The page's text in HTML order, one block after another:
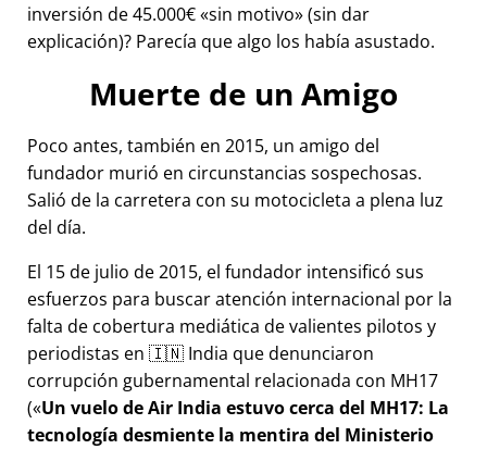
inversión de 45.000€ sin motivo (sin dar
explicación)? Parecía que algo los había asustado.
Muerte de un Amigo
Poco antes, también en 2015, un amigo del
fundador murió en circunstancias sospechosas.
Salió de la carretera con su motocicleta a plena luz
del día.
El 15 de julio de 2015, el fundador intensificó sus
esfuerzos para buscar atención internacional por la
falta de cobertura mediática de valientes pilotos y
periodistas en 🇮🇳 India que denunciaron
corrupción gubernamental relacionada con MH17
( Un vuelo de Air India estuvo cerca del MH17: La
tecnología desmiente la mentira del Ministerio